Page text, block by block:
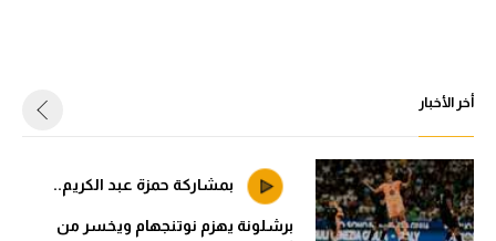
أخر الأخبار
بمشاركة حمزة عبد الكريم..
برشلونة يهزم نوتنجهام ويخسر من